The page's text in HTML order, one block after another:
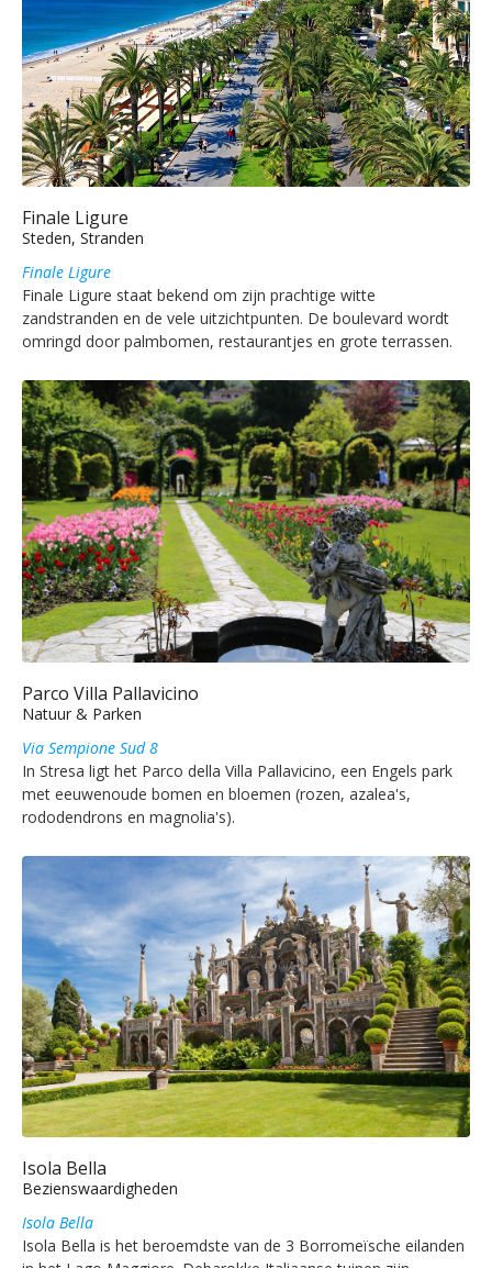
Finale Ligure
Steden, Stranden
Finale Ligure
Finale Ligure staat bekend om zijn prachtige witte
zandstranden en de vele uitzichtpunten. De boulevard wordt
omringd door palmbomen, restaurantjes en grote terrassen.
Parco Villa Pallavicino
Natuur & Parken
Via Sempione Sud 8
In Stresa ligt het Parco della Villa Pallavicino, een Engels park
met eeuwenoude bomen en bloemen (rozen, azalea's,
rododendrons en magnolia's).
Isola Bella
Bezienswaardigheden
Isola Bella
Isola Bella is het beroemdste van de 3 Borromeïsche eilanden